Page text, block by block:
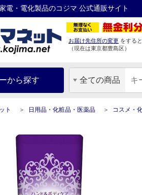
電・電化製品のコジマ 公式通販サイト
お届け先住所の変更 をする
（現在は東京都豊島区）
から探す 全ての商品
ト 日用品・化粧品・医薬品 コスメ・